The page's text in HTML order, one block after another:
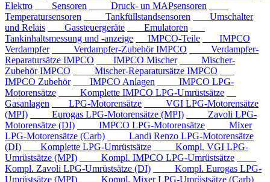
Elektro
Sensoren
Druck- un MAPsensoren
Temperatursensoren
Tankfüllstandsensoren
Umschalter
und Relais
Gassteuergeräte
Emulatoren
Tankinhaltsmessung und -anzeige
IMPCO-Teile
IMPCO
Verdampfer
Verdampfer-Zubehör IMPCO
Verdampfer-
Reparatursätze IMPCO
IMPCO Mischer
Mischer-
Zubehör IMPCO
Mischer-Reparatursätze IMPCO
IMPCO Zubehör
IMPCO Anlagen
IMPCO LPG-
Motorensätze
Komplette IMPCO LPG-Umrüstsätze
Gasanlagen
LPG-Motorensätze
VGI LPG-Motorensätze
(MPI)
Eurogas LPG-Motorensätze (MPI)
Zavoli LPG-
Motorensätze (DI)
IMPCO LPG-Motorensätze
Mixer
LPG-Motorensätze (Carb)
Landi Renzo LPG-Motorensätze
(DI)
Komplette LPG-Umrüstsätze
Kompl. VGI LPG-
Umrüstsätze (MPI)
Kompl. IMPCO LPG-Umrüstsätze
Kompl. Zavoli LPG-Umrüstsätze (DI)
Kompl. Eurogas LPG-
Umrüstsätze (MPI)
Kompl. Mixer LPG-Umrüstsätze (Carb)